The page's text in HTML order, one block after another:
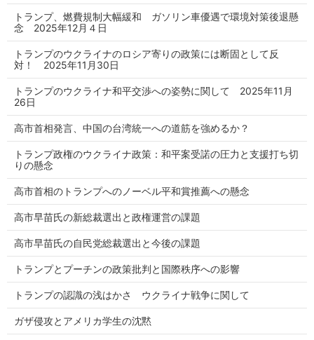
トランプ、燃費規制大幅緩和 ガソリン車優遇で環境対策後退懸
念 2025年12月４日
トランプのウクライナのロシア寄りの政策には断固として反
対！ 2025年11月30日
トランプのウクライナ和平交渉への姿勢に関して 2025年11月
26日
高市首相発言、中国の台湾統一への道筋を強めるか？
トランプ政権のウクライナ政策：和平案受諾の圧力と支援打ち切
りの懸念
高市首相のトランプへのノーベル平和賞推薦への懸念
高市早苗氏の新総裁選出と政権運営の課題
高市早苗氏の自民党総裁選出と今後の課題
トランプとプーチンの政策批判と国際秩序への影響
トランプの認識の浅はかさ ウクライナ戦争に関して
ガザ侵攻とアメリカ学生の沈黙